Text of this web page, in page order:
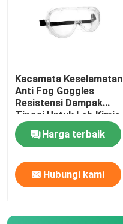
Kacamata Keselamatan
Anti Fog Goggles
Resistensi Dampak
Tinggi Untuk Lab Kimia
Harga terbaik
Hubungi kami